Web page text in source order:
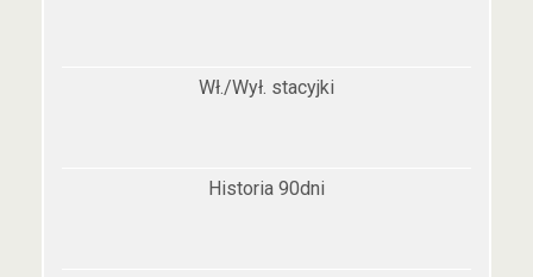
Wł./Wył. stacyjki
Historia 90dni